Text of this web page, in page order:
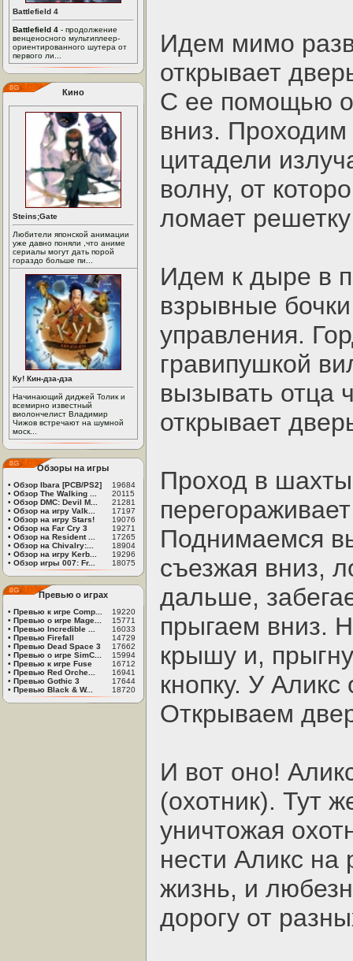
Battlefield 4
Battlefield 4 - продолжение
венценосного мультиплеер-
ориентированного шутера от
первого ли...
Кино
Steins;Gate
Любители японской анимации
уже давно поняли ,что аниме
сериалы могут дать порой
гораздо больше пи...
Ку! Кин-дза-дза
Начинающий диджей Толик и
всемирно известный
виолончелист Владимир
Чижов встречают на шумной
моск...
Обзоры на игры
• Обзор Ibara [PCB/PS2]
19684
• Обзор The Walking ...
20115
• Обзор DMC: Devil M...
21281
• Обзор на игру Valk...
17197
• Обзор на игру Stars!
19076
• Обзор на Far Cry 3
19271
• Обзор на Resident ...
17265
• Обзор на Chivalry:...
18904
• Обзор на игру Kerb...
19296
• Обзор игры 007: Fr... 18075
Превью о играх
• Превью к игре Comp...
19220
• Превью о игре Mage...
15771
• Превью Incredible ...
16033
• Превью Firefall
14729
• Превью Dead Space 3
17662
• Превью о игре SimC...
15994
• Превью к игре Fuse
16712
• Превью Red Orche...
16941
• Превью Gothic 3
17644
• Превью Black & W... 18720
Идем мимо
открывает
С ее помощью
вниз.
цитадели
волну, от
ломает
Идем к дыре в
взрывные
управления.
гравипушкой
вызывать отца
открывает
Проход в
Поднимаемся
съезжая вниз,
дальше,
прыгаем вниз.
крышу и,
кнопку. У Аликс
Открываем
И вот оно!
(охотник). Тут
уничтожая
нести Аликс на
жизнь, и
дорогу от